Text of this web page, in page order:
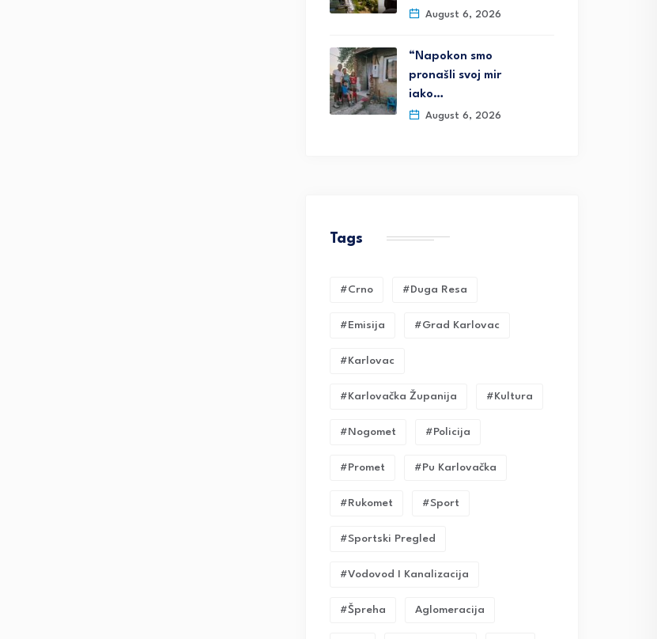
August 6, 2026
“Napokon smo
pronašli svoj mir
iako…
August 6, 2026
Tags
#crno #duga Resa
#emisija #grad Karlovac
#karlovac
#karlovačka Županija #kultura
#nogomet #policija
#promet #pu Karlovačka
#rukomet #sport
#sportski Pregled
#vodovod I Kanalizacija
#Špreha Aglomeracija